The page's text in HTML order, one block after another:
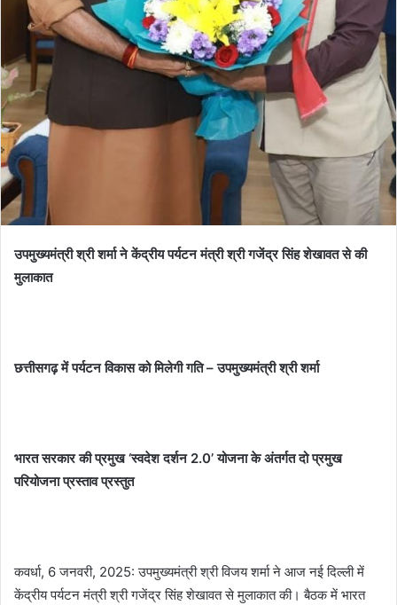
उपमुख्यमंत्री श्री शर्मा ने केंद्रीय पर्यटन मंत्री श्री गजेंद्र सिंह शेखावत से की
मुलाकात
छत्तीसगढ़ में पर्यटन विकास को मिलेगी गति – उपमुख्यमंत्री श्री शर्मा
भारत सरकार की प्रमुख ‘स्वदेश दर्शन 2.0’ योजना के अंतर्गत दो प्रमुख
परियोजना प्रस्ताव प्रस्तुत
कवर्धा, 6 जनवरी, 2025: उपमुख्यमंत्री श्री विजय शर्मा ने आज नई दिल्ली में
केंद्रीय पर्यटन मंत्री श्री गजेंद्र सिंह शेखावत से मुलाकात की। बैठक में भारत